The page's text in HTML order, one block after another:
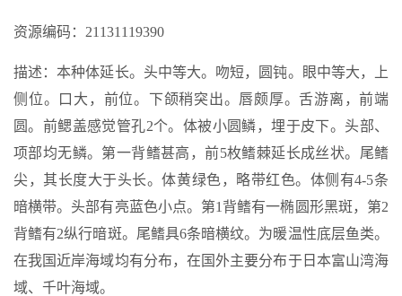
资源编码：21131119390
描述：本种体延长。头中等大。吻短，圆钝。眼中等大，上
侧位。口大，前位。下颌稍突出。唇颇厚。舌游离，前端
圆。前鳃盖感觉管孔2个。体被小圆鳞，埋于皮下。头部、
项部均无鳞。第一背鳍甚高，前5枚鳍棘延长成丝状。尾鳍
尖，其长度大于头长。体黄绿色，略带红色。体侧有4-5条
暗横带。头部有亮蓝色小点。第1背鳍有一椭圆形黑斑，第2
背鳍有2纵行暗斑。尾鳍具6条暗横纹。为暖温性底层鱼类。
在我国近岸海域均有分布，在国外主要分布于日本富山湾海
域、千叶海域。